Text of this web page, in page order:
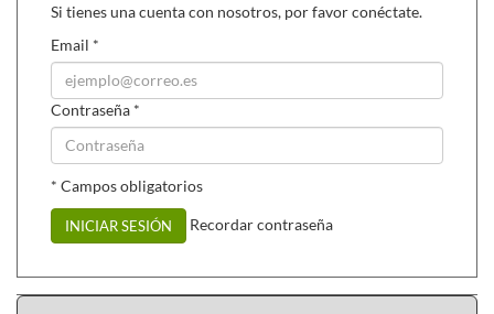
Si tienes una cuenta con nosotros, por favor conéctate.
Email *
Contraseña *
* Campos obligatorios
INICIAR SESIÓN Recordar contraseña